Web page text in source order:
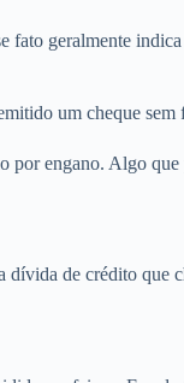
geralmente
um cheque sem
por engano. Algo
de crédito que